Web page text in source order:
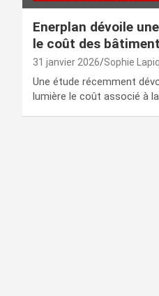
Enerplan dévoile
le coût des
31 janvier 2026 Sophie
Une étude récemment
lumière le coût associé à